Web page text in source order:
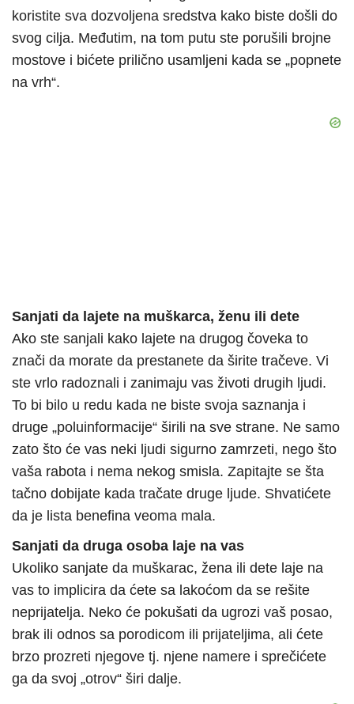
koristite sva dozvoljena sredstva kako biste došli do
svog cilja. Međutim, na tom putu ste porušili brojne
mostove i bićete prilično usamljeni kada se „popnete
na vrh“.
Sanjati da lajete na muškarca, ženu ili dete
Ako ste sanjali kako lajete na drugog čoveka to
znači da morate da prestanete da širite tračeve. Vi
ste vrlo radoznali i zanimaju vas životi drugih ljudi.
To bi bilo u redu kada ne biste svoja saznanja i
druge „poluinformacije“ širili na sve strane. Ne samo
zato što će vas neki ljudi sigurno zamrzeti, nego što
vaša rabota i nema nekog smisla. Zapitajte se šta
tačno dobijate kada tračate druge ljude. Shvatićete
da je lista benefina veoma mala.
Sanjati da druga osoba laje na vas
Ukoliko sanjate da muškarac, žena ili dete laje na
vas to implicira da ćete sa lakoćom da se rešite
neprijatelja. Neko će pokušati da ugrozi vaš posao,
brak ili odnos sa porodicom ili prijateljima, ali ćete
brzo prozreti njegove tj. njene namere i sprečićete
ga da svoj „otrov“ širi dalje.